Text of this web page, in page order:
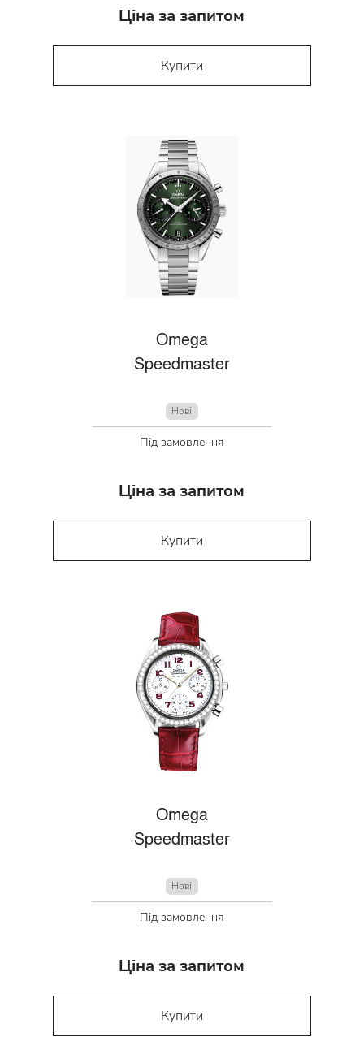
Ціна за запитом
Купити
Omega
Speedmaster
Нові
Під замовлення
Ціна за запитом
Купити
Omega
Speedmaster
Нові
Під замовлення
Ціна за запитом
Купити